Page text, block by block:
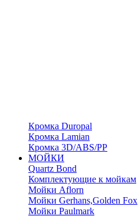
Кромка Duropal
Кромка Lamian
Кромка 3D/ABS/PP
МОЙКИ
Quartz Bond
Комплектующие к мойкам
Мойки Aflorn
Мойки Gerhans,Golden Fox
Мойки Paulmark